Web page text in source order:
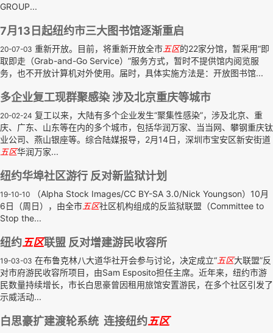
GROUP...
7月13日起纽约市三大图书馆逐渐重启
20-07-03 重新开放。目前，将重新开放全市 五区的22家分馆，暂采用“即
取即走（Grab-and-Go Service）”服务方式，暂时不提供馆内阅览服
务，也不开放计算机对外使用。届时，具体实施方法是：开放图书馆...
多企业复工现群聚感染 涉及北京重庆等城市
20-02-24 复工以来，大陆有多个企业发生“聚集性感染”，涉及北京、重
庆、广东、山东等在内的多个城市，包括华润万家、当当网、攀钢重庆钛
业公司、燕山银座等。综合陆媒报导，2月14日，深圳市宝安区新安街道
五区华润万家...
纽约华埠社区游行 反对新监狱计划
19-10-10 （Alpha Stock Images/CC BY-SA 3.0/Nick Youngson）10月
6日（周日），由全市 五区社区机构组成的反监狱联盟（Committee to
Stop the...
纽约五区联盟 反对增建游民收容所
19-03-03 在布鲁克林八大道华社开会参与讨论，决定成立“ 五区大联盟”反
对市府游民收容所项目，由Sam Esposito担任主席。近年来，纽约市游
民数量持续增长，市长白思豪曾因租用旅馆安置游民，在多个社区引发了
示威活动...
白思豪扩建渡轮系统 连接纽约五区